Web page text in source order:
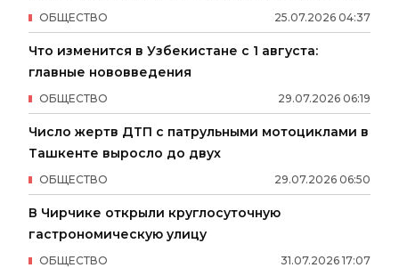
25.07.2026 04:37
ОБЩЕСТВО
Что изменится в Узбекистане с 1 августа:
главные нововведения
29.07.2026 06:19
ОБЩЕСТВО
Число жертв ДТП с патрульными мотоциклами в
Ташкенте выросло до двух
29.07.2026 06:50
ОБЩЕСТВО
В Чирчике открыли круглосуточную
гастрономическую улицу
31.07.2026 17:07
ОБЩЕСТВО